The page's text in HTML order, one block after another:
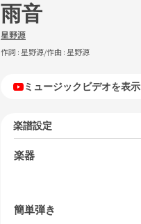
雨音
星野源
作詞 : 星野源/作曲 : 星野源
ミュージックビデオを表示
楽譜設定
楽器
簡単弾き